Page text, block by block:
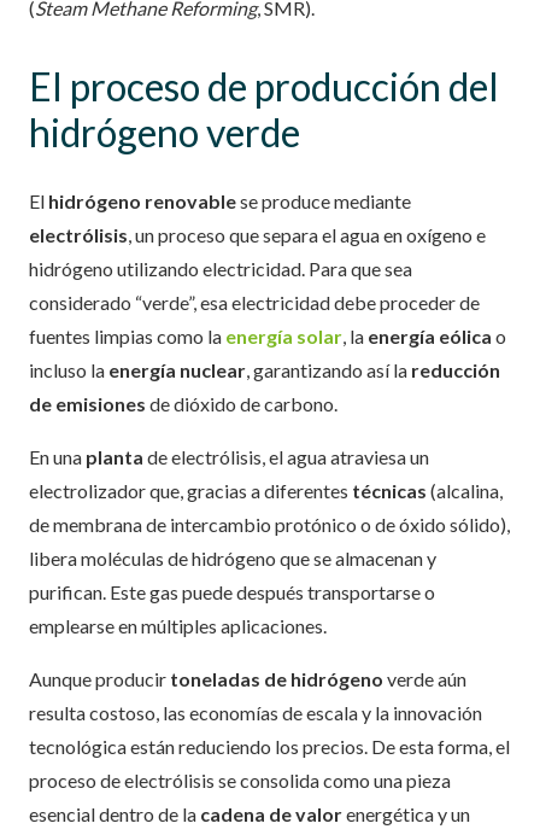
(Steam Methane Reforming, SMR).
El proceso de producción del
hidrógeno verde
El hidrógeno renovablese produce mediante
electrólisis, un proceso que separa el agua en oxígeno e
hidrógeno utilizando electricidad. Para que sea
considerado “verde”, esa electricidad debe proceder de
fuentes limpias como la energía solar, la energía eólica o
incluso la energía nuclear, garantizando así la reducción
de emisiones de dióxido de carbono.
En una planta de electrólisis, el agua atraviesa un
electrolizador que, gracias a diferentes técnicas (alcalina,
de membrana de intercambio protónico o de óxido sólido),
libera moléculas de hidrógeno que se almacenan y
purifican. Este gas puede después transportarse o
emplearse en múltiples aplicaciones.
Aunque producir toneladas de hidrógeno verde aún
resulta costoso, las economías de escala y la innovación
tecnológica están reduciendo los precios. De esta forma, el
proceso de electrólisis se consolida como una pieza
esencial dentro de la cadena de valorenergética y un